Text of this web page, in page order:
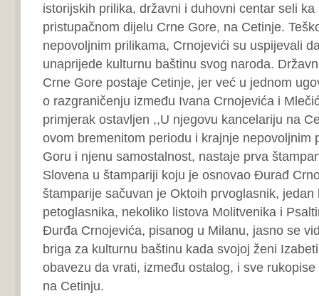
istorijskih prilika, državni i duhovni centar seli
pristupačnom dijelu Crne Gore, na Cetinje.
nepovoljnim prilikama, Crnojevići su uspijevali
unaprijede kulturnu baštinu svog naroda.
Crne Gore postaje Cetinje, jer već u jednom
o razgraničenju između Ivana Crnojevića i
primjerak ostavljen ,,U njegovu kancelariju na
ovom bremenitom periodu i krajnje nepovoljnim
Goru i njenu samostalnost, nastaje prva
Slovena u štampariji koju je osnovao Đurađ
štamparije sačuvan je Oktoih prvoglasnik, jedan
petoglasnika, nekoliko listova Molitvenika i
Đurđa Crnojevića, pisanog u Milanu, jasno se
briga za kulturnu baštinu kada svojoj ženi
obavezu da vrati, između ostalog, i sve
na Cetinju.